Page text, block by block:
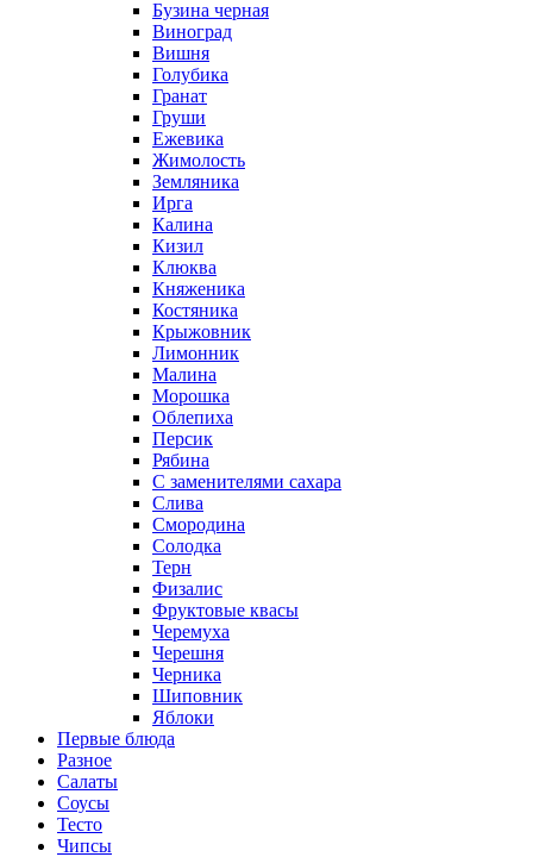
Бузина черная
Виноград
Вишня
Голубика
Гранат
Груши
Ежевика
Жимолость
Земляника
Ирга
Калина
Кизил
Клюква
Княженика
Костяника
Крыжовник
Лимонник
Малина
Морошка
Облепиха
Персик
Рябина
С заменителями сахара
Слива
Смородина
Солодка
Терн
Физалис
Фруктовые квасы
Черемуха
Черешня
Черника
Шиповник
Яблоки
Первые блюда
Разное
Салаты
Соусы
Тесто
Чипсы